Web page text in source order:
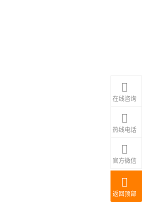
在线咨询
热线电话
官方微信
返回顶部